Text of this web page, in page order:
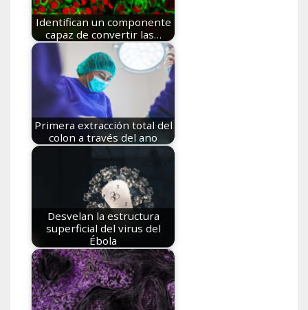
Identifican un componente
capaz de convertir las…
Primera extracción total del
colon a través del ano
Desvelan la estructura
superficial del virus del
Ébola